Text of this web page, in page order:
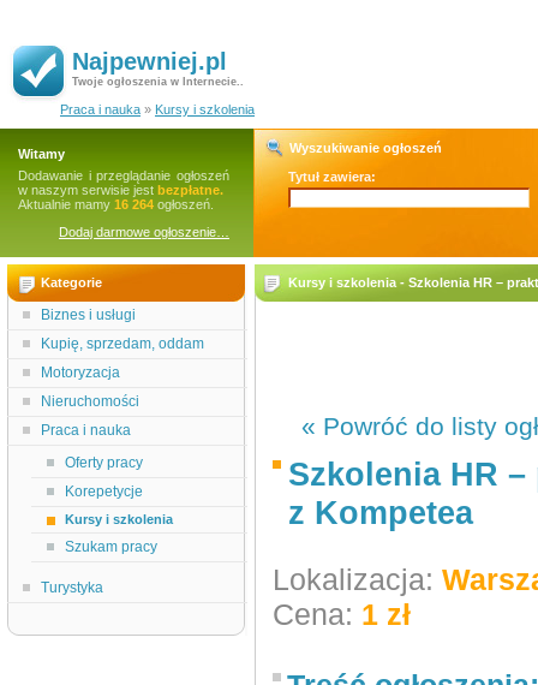
Najpewniej.pl
Twoje ogłoszenia w Internecie..
Praca i nauka » Kursy i szkolenia
Witamy
Dodawanie i przeglądanie ogłoszeń
w naszym serwisie jest bezpłatne.
Aktualnie mamy 16 264 ogłoszeń.
Dodaj darmowe ogłoszenie…
Wyszukiwanie ogłoszeń
Tytuł zawiera:
Kategorie
Biznes i usługi
Kupię, sprzedam, oddam
Motoryzacja
Nieruchomości
Praca i nauka
Oferty pracy
Korepetycje
Kursy i szkolenia
Szukam pracy
Turystyka
Kursy i szkolenia - Szkolenia HR –
« Powróć do listy
Szkolenia HR
z Kompetea
Lokalizacja:
Cena: 1 zł